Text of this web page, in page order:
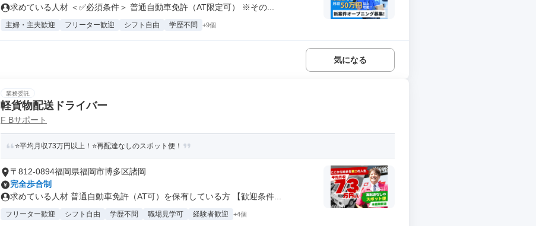
求めている人材 ＜✅必須条件＞ 普通自動車免許（AT限定可） ※その...
主婦・主夫歓迎 フリーター歓迎 シフト自由 学歴不問 +9個
気になる
業務委託
軽貨物配送ドライバー
F Bサポート
⭐平均月収73万円以上！⭐再配達なしのスポット便！
〒812-0894福岡県福岡市博多区諸岡
完全歩合制
求めている人材 普通自動車免許（AT可）を保有している方 【歓迎条件...
フリーター歓迎 シフト自由 学歴不問 職場見学可 経験者歓迎 +4個